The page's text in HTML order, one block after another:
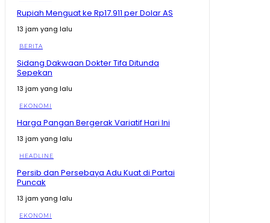
Rupiah Menguat ke Rp17.911 per Dolar AS
13 jam yang lalu
BERITA
Sidang Dakwaan Dokter Tifa Ditunda
Sepekan
13 jam yang lalu
EKONOMI
Harga Pangan Bergerak Variatif Hari Ini
13 jam yang lalu
HEADLINE
Persib dan Persebaya Adu Kuat di Partai
Puncak
13 jam yang lalu
EKONOMI